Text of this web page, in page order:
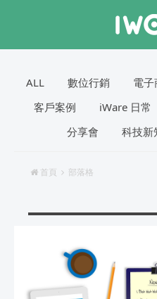
ALL 數位行銷 電子
客戶案例
iWare 日常
分享會
科技新
首頁 部落格